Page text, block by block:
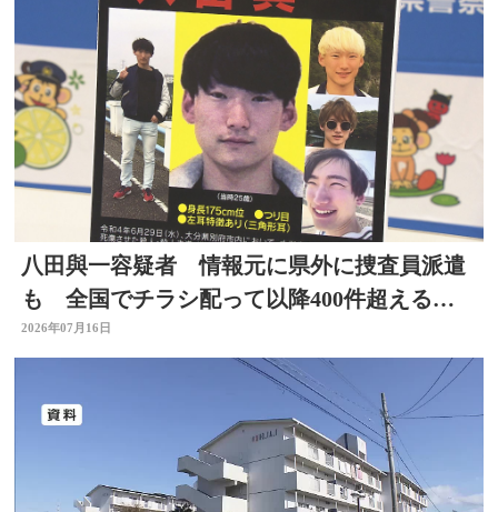
八田與一容疑者 情報元に県外に捜査員派遣
も 全国でチラシ配って以降400件超える情
報 大分
2026年07月16日